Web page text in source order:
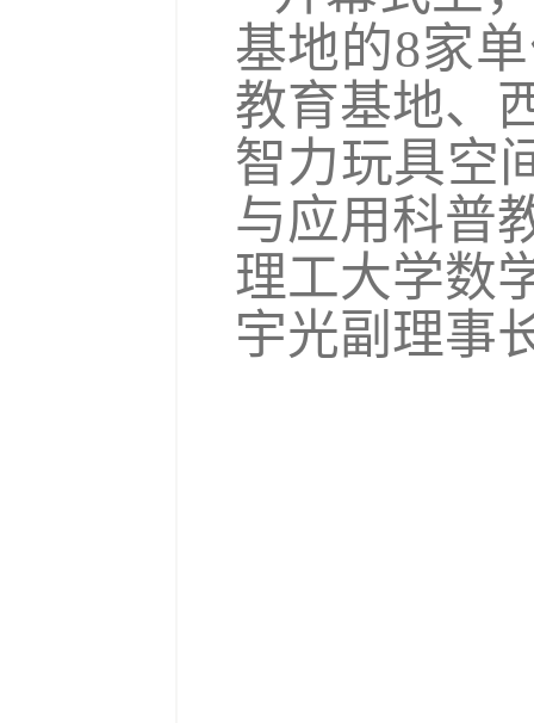
基地的8家
教育基地、
智力玩具空
与应用科普
理工大学数
宇光副理事